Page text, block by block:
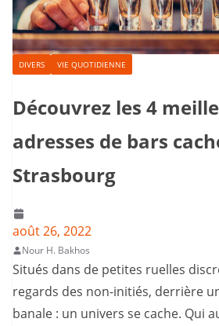
DIVERS VIE QUOTIDIENNE
Découvrez les 4
adresses de bars
Strasbourg
août 26, 2022
Nour H. Bakhos
Situés dans de petites ruelles
regards des non-initiés, derrière
banale : un univers se cache. Qui